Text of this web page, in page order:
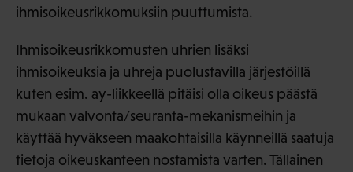
ihmisoikeusrikkomuksiin puuttumista.
Ihmisoikeusrikkomusten uhrien lisäksi
ihmisoikeuksia ja uhreja puolustavilla järjestöillä
kuten esim. ay-liikkeellä pitäisi olla oikeus päästä
mukaan valvonta/seuranta-mekanismeihin ja
käyttää hyväkseen maakohtaisilla käynneillä saatuja
tietoja oikeuskanteen nostamista varten. Tällainen